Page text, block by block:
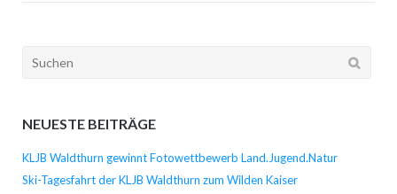
Suchen
NEUESTE BEITRÄGE
KLJB Waldthurn gewinnt Fotowettbewerb Land.Jugend.Natur
Ski-Tagesfahrt der KLJB Waldthurn zum Wilden Kaiser